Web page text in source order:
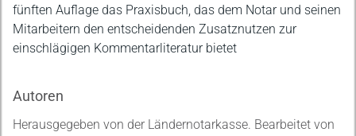
fünften Auflage das Praxisbuch, das dem Notar und seinen
Mitarbeitern den entscheidenden Zusatznutzen zur
einschlägigen Kommentarliteratur bietet
Autoren
Herausgegeben von der Ländernotarkasse. Bearbeitet von